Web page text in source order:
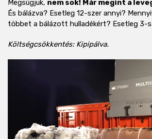
Megsúgjuk, nem sok! Már megint a
És bálázva? Esetleg 12-szer annyi?
többet a bálázott hulladékért? Esetleg 3-
Költségcsökkentés: Kipipálva.